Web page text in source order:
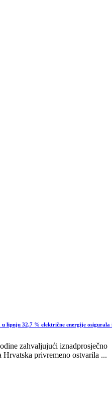
lipnju 32,7 % električne energije osigurala
zahvaljujući iznadprosječno
privremeno ostvarila ...